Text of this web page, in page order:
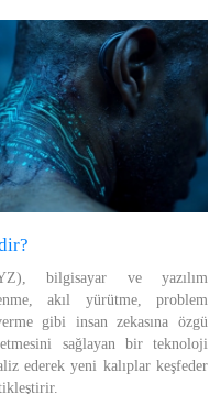
bilgisayar ve yazılım
akıl yürütme, problem
gibi insan zekasına özgü
sağlayan bir teknoloji
ederek yeni kalıplar keşfeder